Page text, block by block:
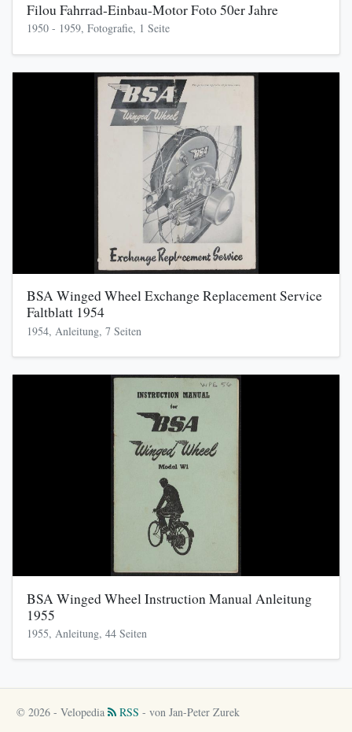
Filou Fahrrad-Einbau-Motor Foto 50er Jahre
1950 - 1959, Fotografie, 1 Seite
BSA Winged Wheel Exchange Replacement Service
Faltblatt 1954
1954, Anleitung, 7 Seiten
BSA Winged Wheel Instruction Manual Anleitung
1955
1955, Anleitung, 44 Seiten
© 2026 - Velopedia RSS - von Jan-Peter Zurek